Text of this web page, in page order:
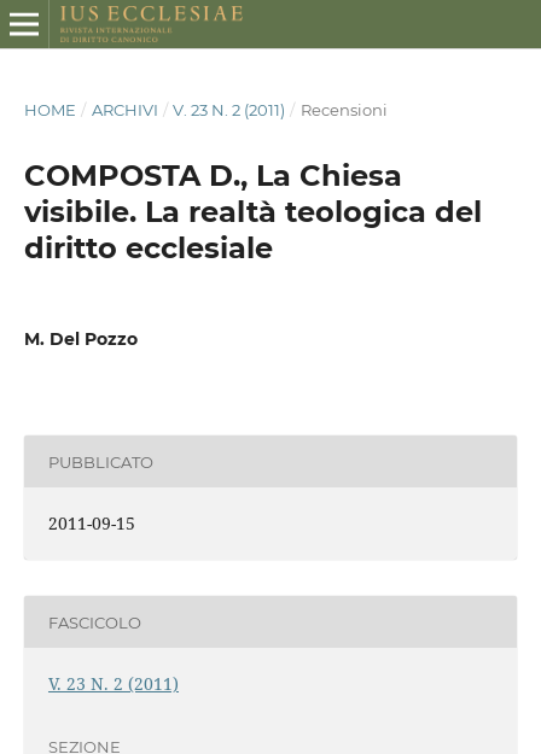
HOME / ARCHIVI / V. 23 N. 2 (2011) / Recensioni
COMPOSTA D., La Chiesa
visibile. La realtà teologica del
diritto ecclesiale
M. Del Pozzo
PUBBLICATO
2011-09-15
FASCICOLO
V. 23 N. 2 (2011)
SEZIONE